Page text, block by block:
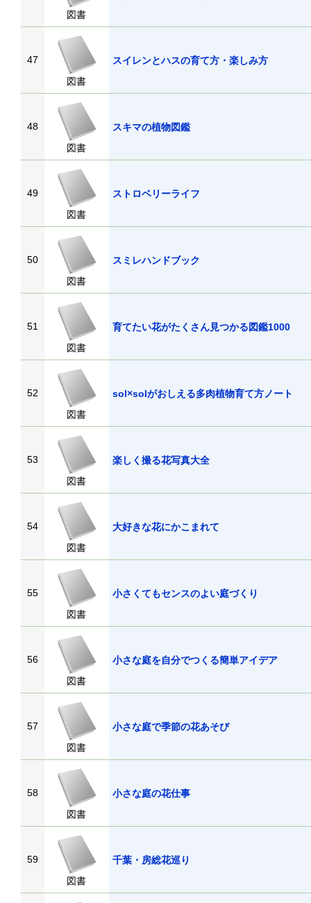
図書
47
図書
スイレンとハスの育て方・楽しみ方
48
図書
スキマの植物図鑑
49
図書
ストロベリーライフ
50
図書
スミレハンドブック
51
図書
育てたい花がたくさん見つかる図鑑1000
52
図書
sol×solがおしえる多肉植物育て方ノート
53
図書
楽しく撮る花写真大全
54
図書
大好きな花にかこまれて
55
図書
小さくてもセンスのよい庭づくり
56
図書
小さな庭を自分でつくる簡単アイデア
57
図書
小さな庭で季節の花あそび
58
図書
小さな庭の花仕事
59
図書
千葉・房総花巡り